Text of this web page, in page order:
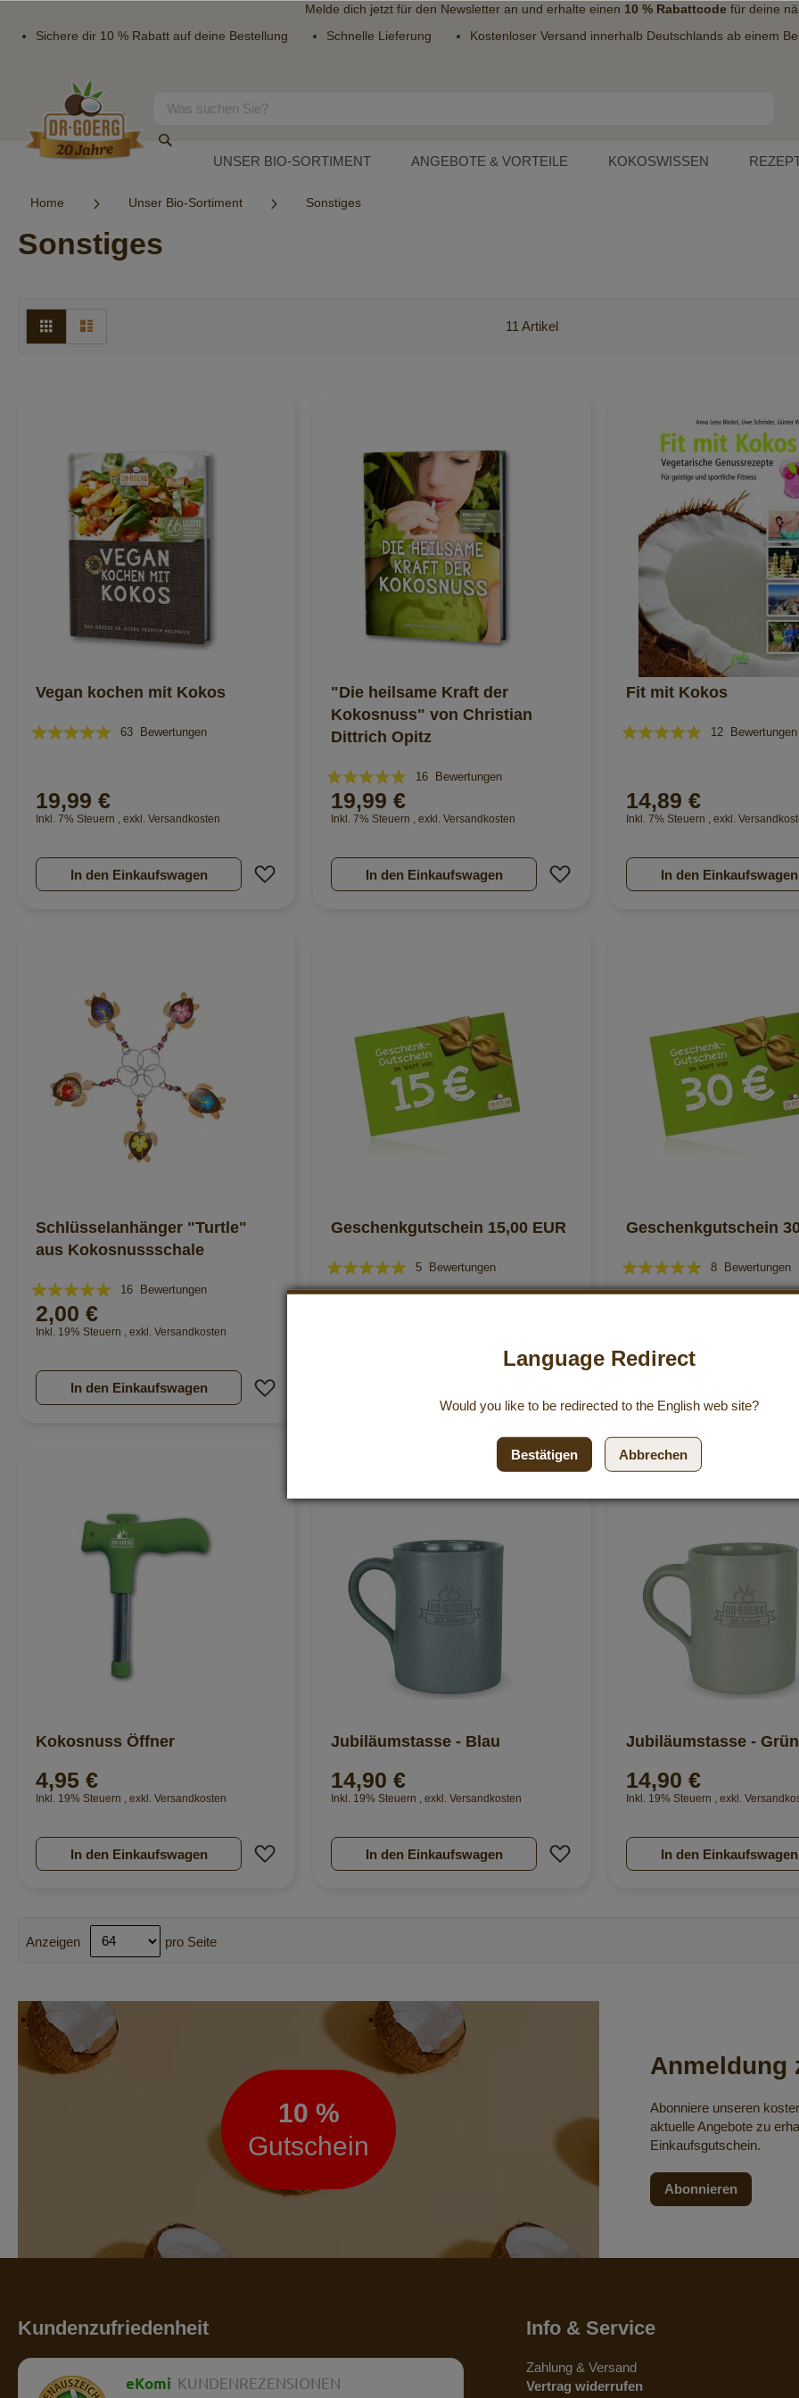
Melde dich jetzt für den Newsletteran und erhalte einen 10 % Rabattcodefür deine
Sichere dir 10 % Rabatt auf deine Bestellung
Schnelle Lieferung Kostenloser Versand innerhalb Deutschlands ab einem
Inhalt
Suche
UNSER BIO-SORTIMENT ANGEBOTE & VORTEILE KOKOSWISSEN
Home Unser Bio-Sortiment Sonstiges
Sonstiges
Ansicht
als
Raster 11 Artikel
Vegan kochen mit Kokos
Bewertung:
63 Bewertungen
19,99 €
Inkl. 7% Steuern , exkl. Versandkosten
In den Einkaufswagen Zur Wunschliste hinzufügen
"Die heilsame Kraft der
Kokosnuss" von Christian
Dittrich Opitz
Bewertung:
96%
16 Bewertungen
19,99 €
Inkl. 7% Steuern , exkl. Versandkosten
In den Einkaufswagen Zur Wunschliste hinzufügen
Fit mit Kokos
Bewertung:
12 Bewertungen
14,89 €
Inkl. 7% Steuern , exkl.
In den Einkaufswagen
Schlüsselanhänger "Turtle"
aus Kokosnussschale
Bewertung:
98%
16 Bewertungen
2,00 €
Inkl. 19% Steuern , exkl. Versandkosten
In den Einkaufswagen
Geschenkgutschein 15,00 EUR
Bewertung:
96%
5 Bewertungen
Geschenkgutschein
Bewertung:
90%
8 Bewertungen
Kokosnuss Öffner
4,95 €
Inkl. 19% Steuern , exkl. Versandkosten
In den Einkaufswagen Zur Wunschliste hinzufügen
Jubiläumstasse - Blau
14,90 €
Inkl. 19% Steuern , exkl. Versandkosten
In den Einkaufswagen Zur Wunschliste hinzufügen
Jubiläumstasse - Grün
14,90 €
Inkl. 19% Steuern , exkl.
In den Einkaufswagen
Anzeigen pro Seite
Newsletter
10 %
Gutschein
Anmeldung
Abonniere unseren
aktuelle Angebote zu
Einkaufsgutschein.
Abonnieren
Kundenzufriedenheit
eKomi KUNDENREZENSIONEN
Info & Service
Zahlung & Versand
Vertrag widerrufen
Language Redirect
Would you like to be redirected to the English web site?
Bestätigen Abbrechen